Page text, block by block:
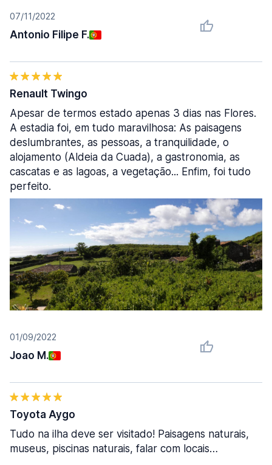
07/11/2022
Antonio Filipe F.
01/09/2022
Joao M.
Renault Twingo
Apesar de termos estado apenas 3 dias nas Flores.
A estadia foi, em tudo maravilhosa: As paisagens
deslumbrantes, as pessoas, a tranquilidade, o
alojamento (Aldeia da Cuada), a gastronomia, as
cascatas e as lagoas, a vegetação... Enfim, foi tudo
perfeito.
Toyota Aygo
Tudo na ilha deve ser visitado! Paisagens naturais,
museus, piscinas naturais, falar com locais…